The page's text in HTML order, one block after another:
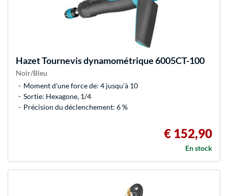
HazetTournevis dynamométrique 6005CT-100
Noir/Bleu
Moment d'une force de: 4 jusqu'à 10
Sortie: Hexagone, 1/4
Précision du déclenchement: 6 %
€ 152,90
En stock